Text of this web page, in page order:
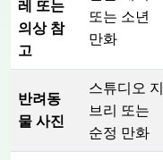
레 또는
의상 참
고
또는 소년
만화
반려동
물 사진
스튜디오 지
브리 또는
순정 만화